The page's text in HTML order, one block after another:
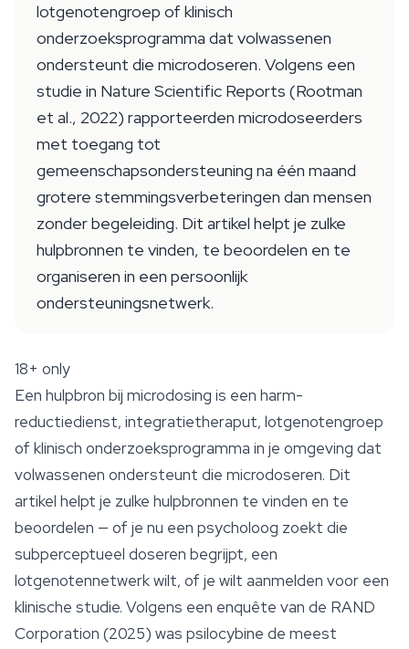
lotgenotengroep of klinisch
onderzoeksprogramma dat volwassenen
ondersteunt die microdoseren. Volgens een
studie in Nature Scientific Reports (Rootman
et al., 2022) rapporteerden microdoseerders
met toegang tot
gemeenschapsondersteuning na één maand
grotere stemmingsverbeteringen dan mensen
zonder begeleiding. Dit artikel helpt je zulke
hulpbronnen te vinden, te beoordelen en te
organiseren in een persoonlijk
ondersteuningsnetwerk.
18+ only
Een hulpbron bij microdosing is een harm-
reductiedienst, integratietheraput, lotgenotengroep
of klinisch onderzoeksprogramma in je omgeving dat
volwassenen ondersteunt die microdoseren. Dit
artikel helpt je zulke hulpbronnen te vinden en te
beoordelen — of je nu een psycholoog zoekt die
subperceptueel doseren begrijpt, een
lotgenotennetwerk wilt, of je wilt aanmelden voor een
klinische studie. Volgens een enquête van de RAND
Corporation (2025) was psilocybine de meest